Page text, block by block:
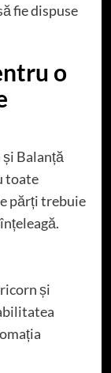
fie dispuse
o
Balanță
toate
părți trebuie
și